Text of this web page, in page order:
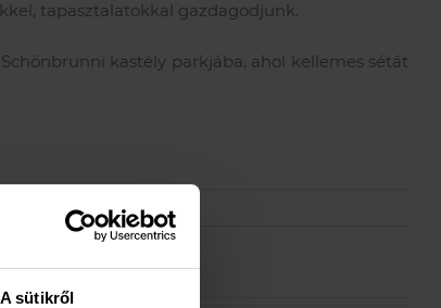
A sütikről
tapasztalatokkal gazdagodjunk.
kastély parkjába, ahol kellemes sétát